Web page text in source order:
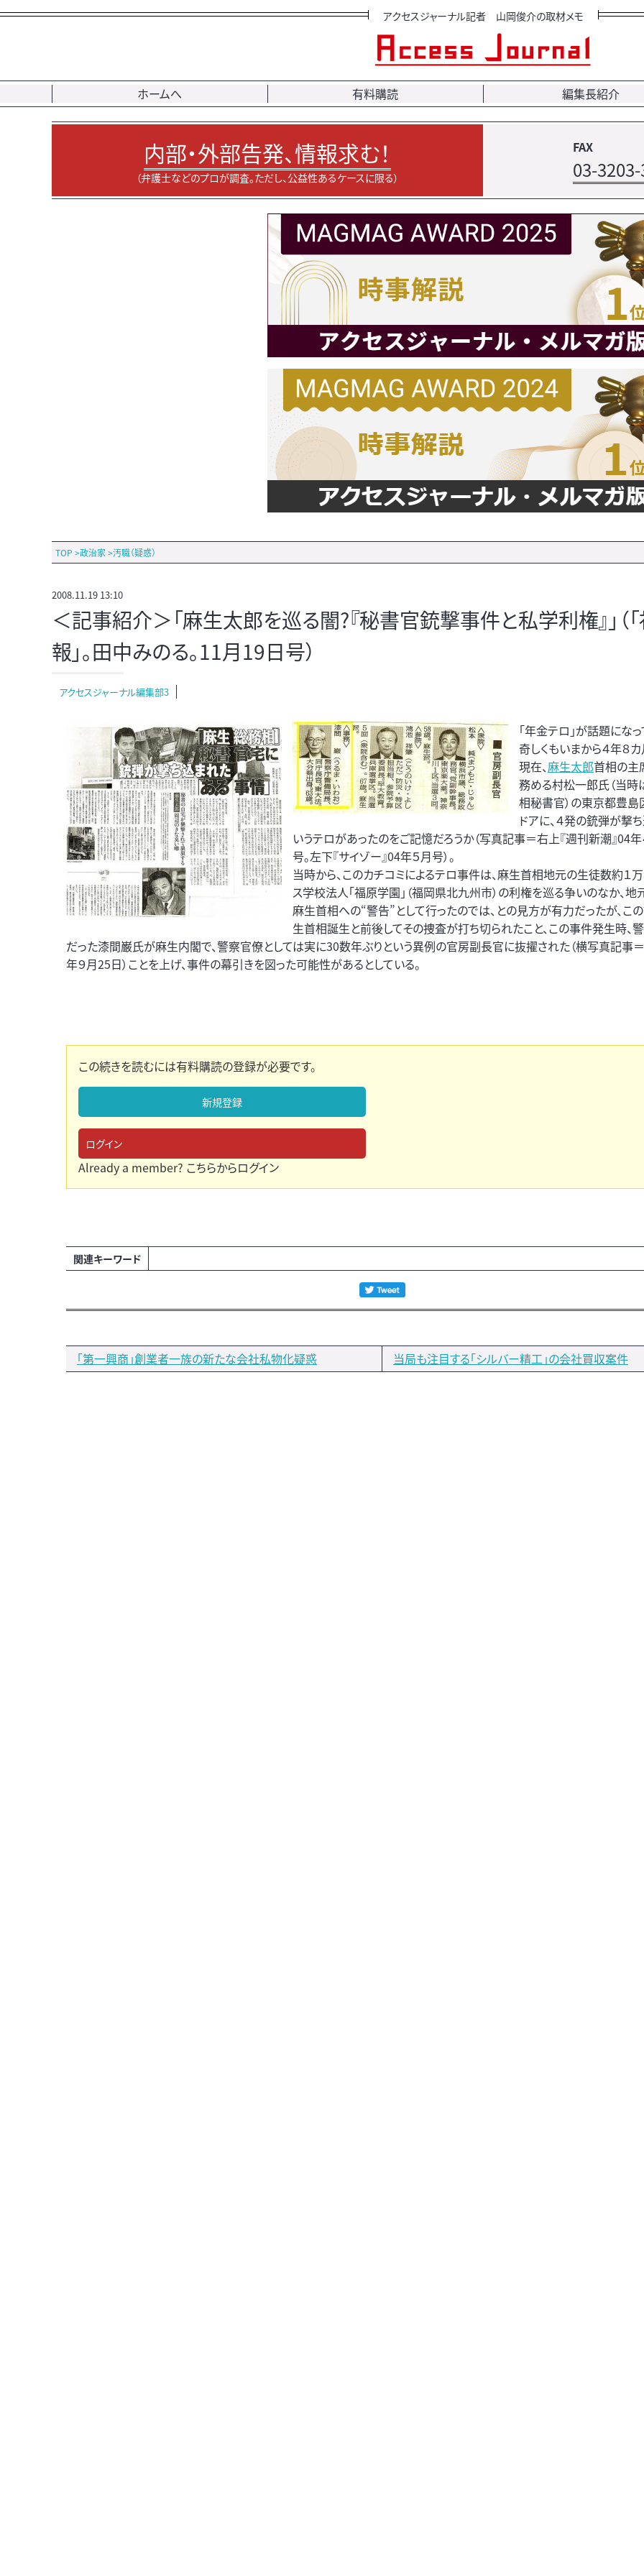
アクセスジャーナル記者 山岡俊介の取材メモ
ホームへ 有料購読 編集長紹介
内部・外部告発、情報求む！
（弁護士などのプロが調査。ただし、公益性あるケースに限る）
FAX
03-
TOP >政治家 >汚職（疑惑）
2008.11.19 13:10
＜記事紹介＞「麻生太郎を巡る闇?『秘書官銃撃事件と私学利権』」（
報」。田中みのる。11月19日号）
アクセスジャーナル編集部3
「年金テロ」が話題になっ
奇しくもいまから４年８
現在、麻生太郎首相の主
務める村松一郎氏（当
相秘書官）の東京都豊
ドアに、４発の銃弾が撃
いうテロがあったのをご記憶だろうか（写真記事＝右上『週刊新潮』04
号。左下『サイゾー』04年５月号）。
当時から、このカチコミによるテロ事件は、麻生首相地元の生徒数約１
ス学校法人「福原学園」（福岡県北九州市）の利権を巡る争いのなか、
麻生首相への“警告”として行ったのでは、との見方が有力だったが、こ
生首相誕生と前後してその捜査が打ち切られたこと、この事件発生時、
だった漆間巌氏が麻生内閣で、警察官僚としては実に30数年ぶりという異例の官房副長官に抜擢された（横写真記事＝
年９月25日）ことを上げ、事件の幕引きを図った可能性があるとしている。
この続きを読むには有料購読の登録が必要です。
新規登録
ログイン
Already a member? こちらからログイン
関連キーワード
「第一興商」創業者一族の新たな会社私物化疑惑 当局も注目する「シルバー精工」の会社買収案件